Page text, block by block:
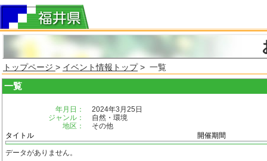
トップページ > イベント情報トップ> 一覧
一覧
年月日：
2024年3月25日
ジャンル：
自然・環境
地区：
その他
タイトル
開催期間
データがありません。